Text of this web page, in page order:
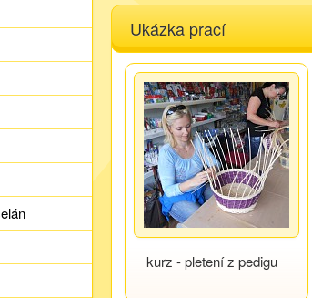
Ukázka prací
kurz - pletení z pedigu